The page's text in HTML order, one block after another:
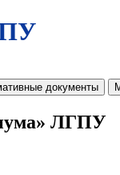
документы
ЛГПУ